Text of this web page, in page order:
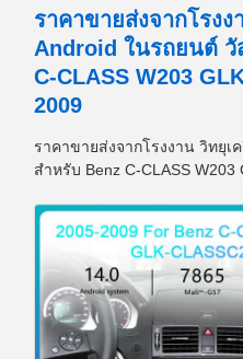
ราคาขายส่งจากโรงง
Android ในรถยนต์ วั
C-CLASS W203
2009
ราคาขายส่งจากโรงงาน วิทยุเ
สำหรับ Benz C-CLASS W203